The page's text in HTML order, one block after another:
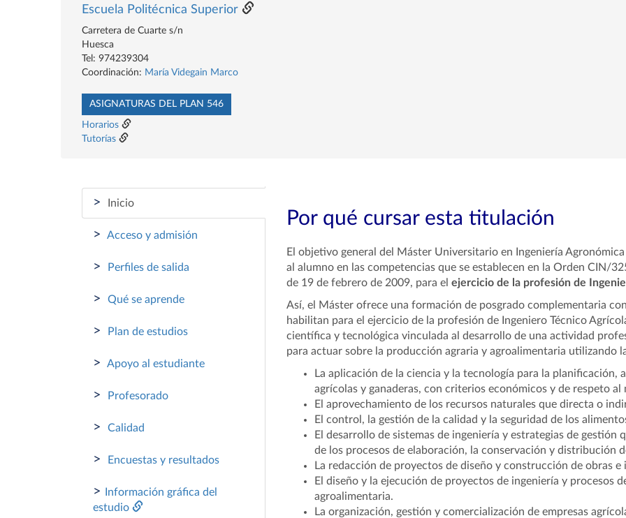
Escuela Politécnica Superior
Carretera de Cuarte s/n
Huesca
Tel: 974239304
Coordinación: María Videgain Marco
ASIGNATURAS DEL PLAN 546
Horarios
Tutorías
> Inicio
> Acceso y admisión
> Perfiles de salida
> Qué se aprende
> Plan de estudios
> Apoyo al estudiante
> Profesorado
> Calidad
> Encuestas y resultados
>
Información gráfica del
estudio
Por qué cursar esta titulación
El objetivo general del Máster Universitario en Ingeniería
al alumno en las competencias que se establecen en la Orden CIN/
de 19 de febrero de 2009, para el ejercicio de la profesión de
Así, el Máster ofrece una formación de posgrado complementaria
habilitan para el ejercicio de la profesión de Ingeniero Técnico
científica y tecnológica vinculada al desarrollo de una actividad
para actuar sobre la producción agraria y agroalimentaria utilizando
La aplicación de la ciencia y la tecnología para la
agrícolas y ganaderas, con criterios económicos y de respeto al
El aprovechamiento de los recursos naturales que directa o
El control, la gestión de la calidad y la seguridad de los
El desarrollo de sistemas de ingeniería y estrategias de
de los procesos de elaboración, la conservación y distribución
La redacción de proyectos de diseño y construcción de obras e
El diseño y la ejecución de proyectos de ingeniería y procesos
agroalimentaria.
La organización, gestión y comercialización de empresas